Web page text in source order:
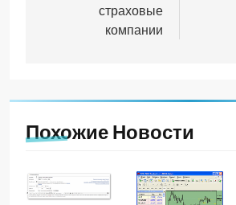
страховые
компании
Похожие Новости